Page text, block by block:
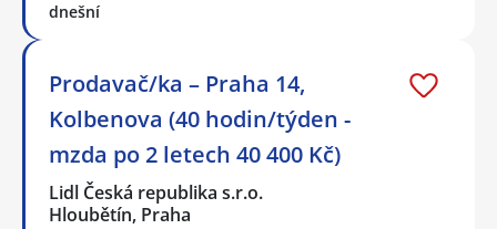
dnešní
Prodavač/ka – Praha 14,
Kolbenova (40 hodin/týden -
mzda po 2 letech 40 400 Kč)
Lidl Česká republika s.r.o.
Hloubětín, Praha